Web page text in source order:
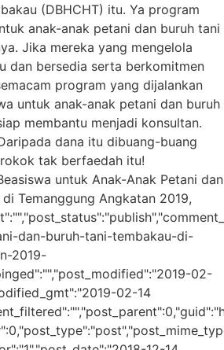
(DBHCHT) itu. Ya program
anak-anak petani dan buruh tani
Jika mereka yang mengelola
dan bersedia serta berkomitmen
program yang dijalankan
untuk anak-anak petani dan buruh
membantu menjadi konsultan.
dana itu dibuang-buang
tak berfaedah itu!
untuk Anak-Anak Petani dan
Temanggung Angkatan 2019,
dan-buruh-tani-tembakau-di-
2019-
02-
02-14